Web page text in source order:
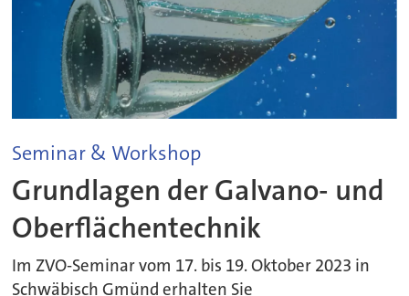
Seminar & Workshop
Grundlagen der Galvano- und
Oberflächentechnik
Im ZVO-Seminar vom 17. bis 19. Oktober 2023 in
Schwäbisch Gmünd erhalten Sie